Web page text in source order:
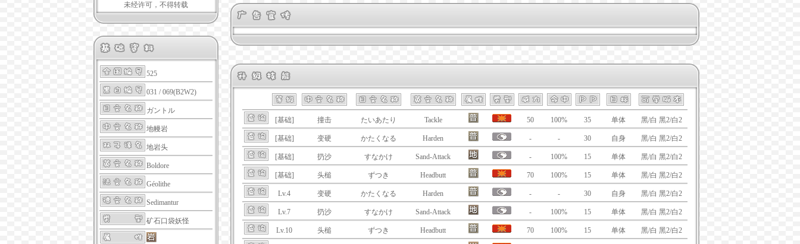
未经许可，不得转载
525
031 / 069(B2W2)
ガントル
地幔岩
地岩头
Boldore
Géolithe
Sedimantur
矿石口袋妖怪
[基础] 撞击 たいあたり Tackle 50 100% 35 单体 黑/白 黑2/白2
[基础] 变硬 かたくなる Harden - - 30 自身 黑/白 黑2/白2
[基础] 扔沙 すなかけ Sand-Attack - 100% 15 单体 黑/白 黑2/白2
[基础] 头槌 ずつき Headbutt 70 100% 15 单体 黑/白 黑2/白2
Lv.4 变硬 かたくなる Harden - - 30 自身 黑/白 黑2/白2
Lv.7 扔沙 すなかけ Sand-Attack - 100% 15 单体 黑/白 黑2/白2
Lv.10 头槌 ずつき Headbutt 70 100% 15 单体 黑/白 黑2/白2